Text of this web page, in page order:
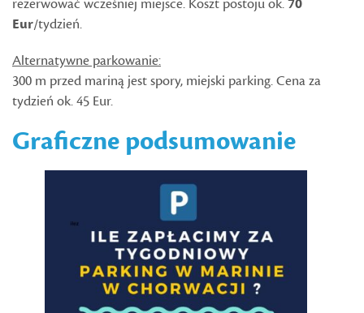
rezerwować wcześniej miejsce. Koszt postoju ok.70
Eur/tydzień.
Alternatywne parkowanie:
300 m przed mariną jest spory, miejski parking. Cena za
tydzień ok. 45 Eur.
Graficzne podsumowanie